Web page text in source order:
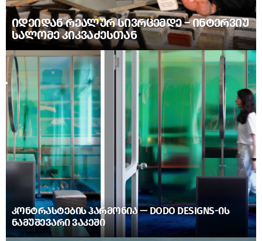
ᲘᲓᲔᲘᲓᲐᲜ ᲠᲔᲐᲚᲣᲠ ᲡᲘᲕᲠᲪᲔᲛᲓᲔ – ᲘᲜᲢᲔᲠᲕᲘᲣ
ᲡᲐᲚᲝᲛᲔ ᲙᲘᲙᲕᲐᲫᲔᲡᲗᲐᲜ
ᲙᲝᲜᲢᲠᲐᲡᲢᲔᲑᲘᲡ ᲰᲐᲠᲛᲝᲜᲘᲐ — DODO DESIGNS-ᲘᲡ
ᲜᲐᲛᲣᲨᲔᲕᲐᲠᲘ ᲕᲐᲙᲔᲨᲘ